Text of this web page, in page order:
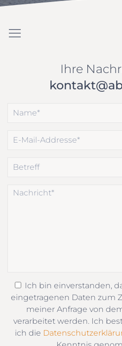
Ihre
Ich bin einverstanden,
eingetragenen Daten zum
meiner Anfrage von
verarbeitet werden. Ich
ich die